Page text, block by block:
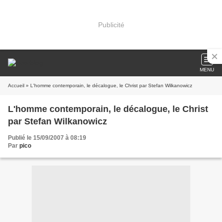
Publicité
MENU
Accueil » L'homme contemporain, le décalogue, le Christ par Stefan Wilkanowicz
L'homme contemporain, le décalogue, le Christ
par Stefan Wilkanowicz
Publié le 15/09/2007 à 08:19
Par pico